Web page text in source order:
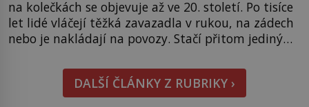
na kolečkách se objevuje až ve 20. století. Po tisíce
let lidé vláčejí těžká zavazadla v rukou, na zádech
nebo je nakládají na povozy. Stačí přitom jediný
nikdo dlouho nedostane. Až jednou se na letišti
ozve věta, která změní […]
DALŠÍ ČLÁNKY Z RUBRIKY ›